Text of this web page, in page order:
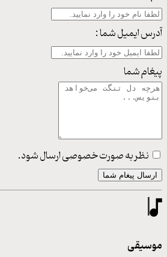
آدرس ایمیل شما :
پیغام شما
نظر به صورت خصوصی ارسال شود.
ارسال پیغام شما
موسیقی